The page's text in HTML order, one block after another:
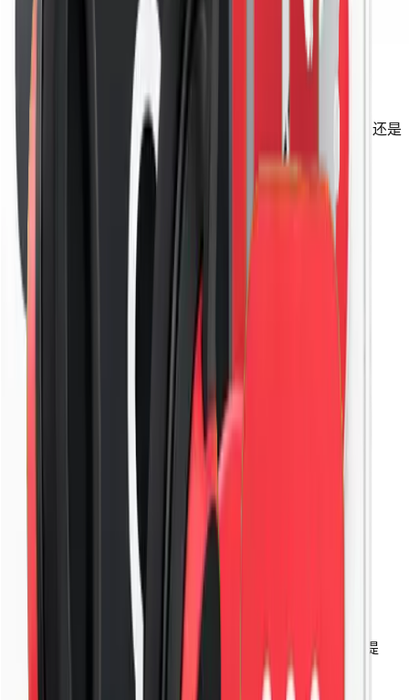
获得适用于您所有设备的 CrowVPN
无论您是在寻找适用于智能手机、平板电脑的应用程序，还是
浏览器扩展程序，CrowVPN 都能满足您的需求。
Windows 应用程序
iOS 版本官方客户端预计 2026 年 12 月份上线，暂时不提
供。